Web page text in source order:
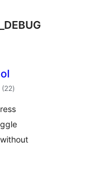
(22total
de
)